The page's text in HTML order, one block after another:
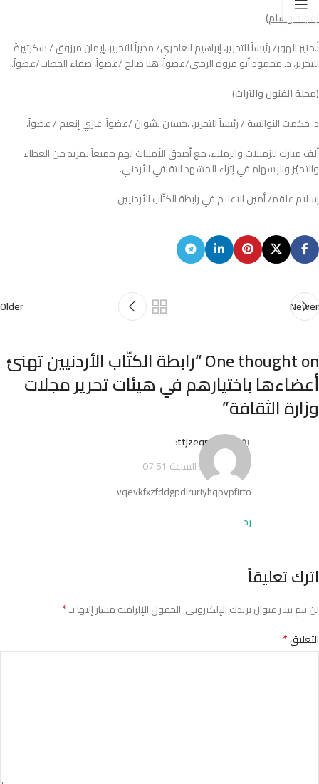
(مجلة وسام)
أ.منير الهور/ رئيساً للتحرير، إبراهيم العامري/ مديراً للتحرير،.إيمان مرزوق / سكرتيرةً
للتحرير، د. محمود أبو فروة الرجبي/عضواً، هيا صالح /عضواً، صفاء الحطاب/عضواً.
(مجلة الفنون والتراث)
د. حكمت النوايسة / رئيساً للتحرير، .حسين نشوان /عضواً، غازي إنعيم / عضواً.
ألف مبارك للزميلات والزملاء، مع أصدق الأمنيات لهم جميعاً بمزيد من العطاء
والتميّز والإسهام في إثراء المشهد الثقافي الأردني.
إسلام علقم/ أمين الاعلام في رابطة الكتّاب الأردنيين
Newer
Older
One thought on “ رابطة الكتّاب الأردنيين تهنئ
أعضاءها باختيارهم في هيئات تحرير مجلات
وزارة الثقافة”
يقول ttjzeqnokv
:
4 يوليو 2026 الساعة 07:51
vqevkfxzfddgpdiruriyhqpypfirto
رد
اترك تعليقاً
لن يتم نشر عنوان بريدك الإلكتروني.الحقول الإلزامية مشار إليها بـ*
التعليق*